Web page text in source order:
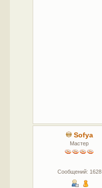
Sofya
Мастер
Сообщений: 1628